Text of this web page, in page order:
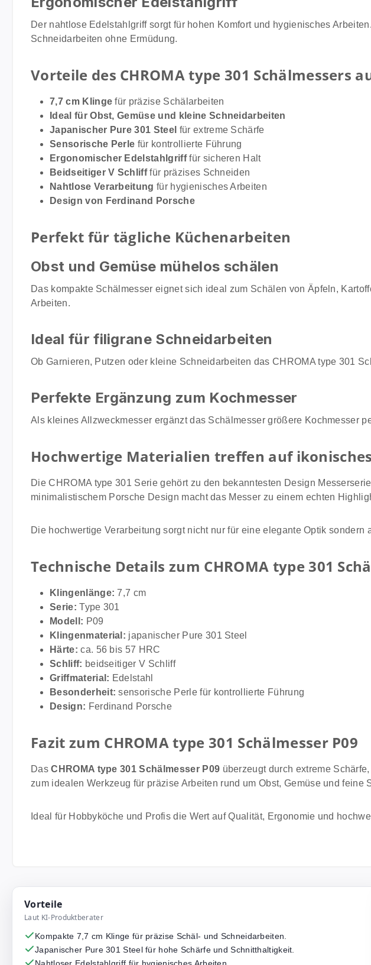
Der nahtlose Edelstahlgriff sorgt für hohen Komfort und hygienisches
Schneidarbeiten ohne Ermüdung.
Vorteile des CHROMA type 301 Schälmessers
7,7 cm Klinge für präzise Schälarbeiten
Ideal für Obst, Gemüse und kleine Schneidarbeiten
Japanischer Pure 301 Steel für extreme Schärfe
Sensorische Perle für kontrollierte Führung
Ergonomischer Edelstahlgrifffür sicheren Halt
Beidseitiger V Schlifffür präzises Schneiden
Nahtlose Verarbeitung für hygienisches Arbeiten
Design von Ferdinand Porsche
Perfekt für tägliche Küchenarbeiten
Obst und Gemüse mühelos schälen
Das kompakte Schälmesser eignet sich ideal zum Schälen von Äpfeln,
Arbeiten.
Ideal für filigrane Schneidarbeiten
Ob Garnieren, Putzen oder kleine Schneidarbeiten das CHROMA type 301
Perfekte Ergänzung zum Kochmesser
Als kleines Allzweckmesser ergänzt das Schälmesser größere Kochmesser
Hochwertige Materialien treffen auf
Die CHROMA type 301 Serie gehört zu den bekanntesten Design
minimalistischem Porsche Design macht das Messer zu einem echten
Die hochwertige Verarbeitung sorgt nicht nur für eine elegante Optik
Technische Details zum CHROMA type 301
Klingenlänge: 7,7 cm
Serie: Type 301
Modell: P09
Klingenmaterial: japanischer Pure 301 Steel
Härte: ca. 56 bis 57 HRC
Schliff: beidseitiger V Schliff
Griffmaterial: Edelstahl
Besonderheit: sensorische Perle für kontrollierte Führung
Design: Ferdinand Porsche
Fazit zum CHROMA type 301 Schälmesser P09
DasCHROMA type 301 Schälmesser P09 überzeugt durch extreme
zum idealen Werkzeug für präzise Arbeiten rund um Obst, Gemüse und feine
Ideal für Hobbyköche und Profis die Wert auf Qualität, Ergonomie und
Vorteile
Laut KI-Produktberater
Kompakte 7,7 cm Klinge für präzise Schäl- und Schneidarbeiten.
Japanischer Pure 301 Steel für hohe Schärfe und Schnitthaltigkeit.